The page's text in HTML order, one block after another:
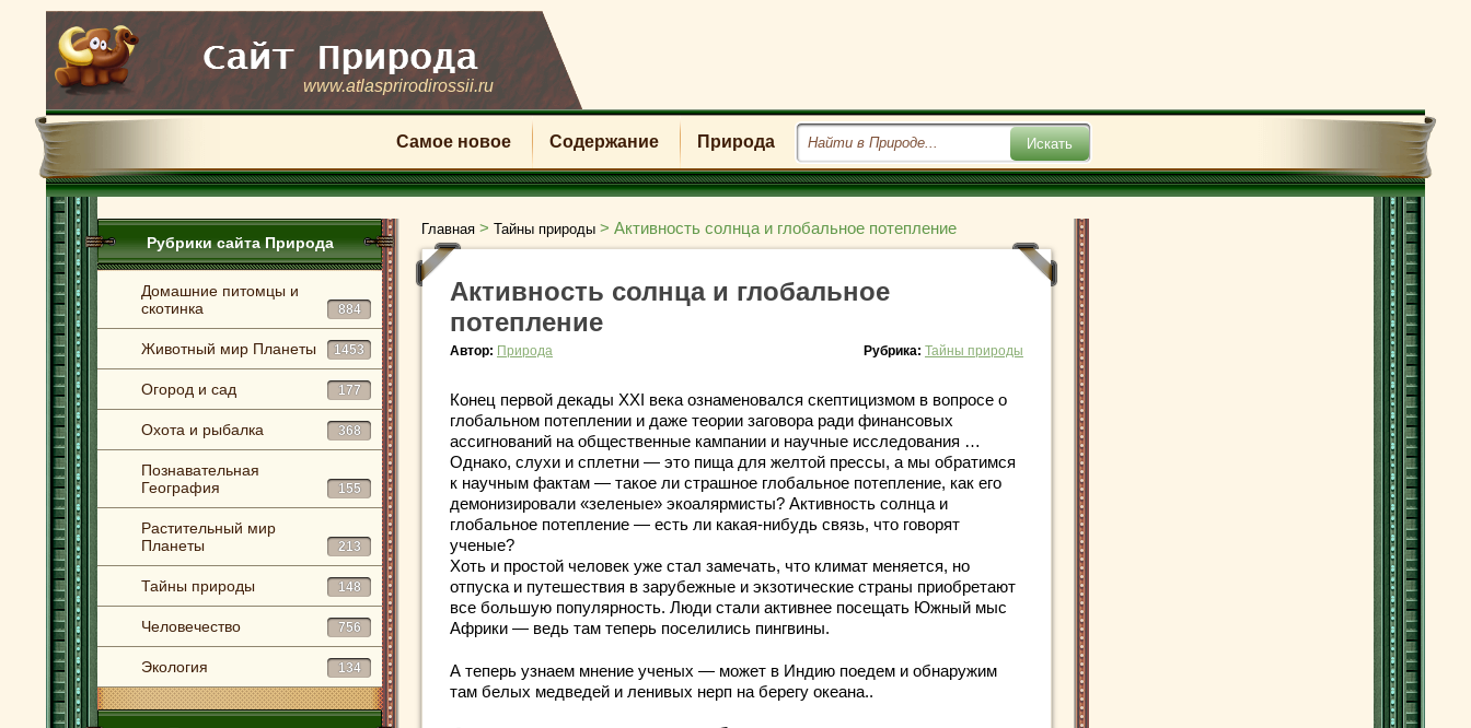
www.atlasprirodirossii.ru
Самое новое Содержание Природа
Рубрики сайта Природа
Домашние питомцы и
скотинка
884
Животный мир Планеты 1453
Огород и сад 177
Охота и рыбалка 368
Познавательная
География
155
Растительный мир
Планеты
213
Тайны природы 148
Человечество 756
Экология 134
Главная > Тайны природы > Активность солнца и глобальное потепление
Активность солнца и глобальное
потепление
Автор: Природа Рубрика: Тайны природы
Конец первой декады XXI века ознаменовался скептицизмом в вопросе о
глобальном потеплении и даже теории заговора ради финансовых
ассигнований на общественные кампании и научные исследования …
Однако, слухи и сплетни — это пища для желтой прессы, а мы обратимся
к научным фактам — такое ли страшное глобальное потепление, как его
демонизировали «зеленые» экоалярмисты? Активность солнца и
глобальное потепление — есть ли какая-нибудь связь, что говорят
ученые?
Хоть и простой человек уже стал замечать, что климат меняется, но
отпуска и путешествия в зарубежные и экзотические страны приобретают
все большую популярность. Люди стали активнее посещать Южный мыс
Африки — ведь там теперь поселились пингвины.
А теперь узнаем мнение ученых — может в Индию поедем и обнаружим
там белых медведей и ленивых нерп на берегу океана..